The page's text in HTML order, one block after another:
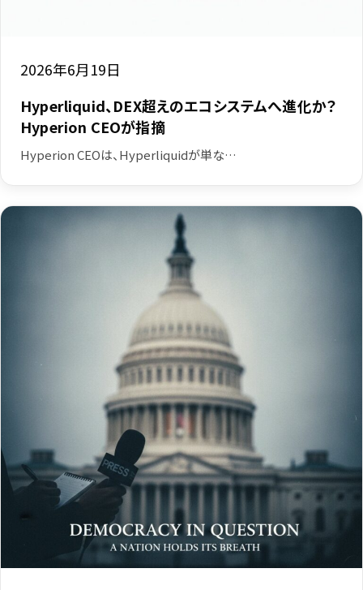
2026年6月19日
Hyperliquid、DEX超えのエコシステムへ進化か？
Hyperion CEOが指摘
Hyperion CEOは、Hyperliquidが単な…